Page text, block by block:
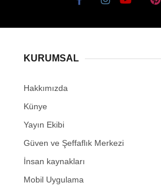
KURUMSAL
Hakkımızda
Künye
Yayın Ekibi
Güven ve Şeffaflık Merkezi
İnsan kaynakları
Mobil Uygulama